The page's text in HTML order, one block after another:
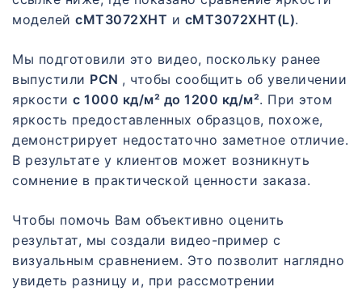
моделей cMT3072XHT и cMT3072XHT(L).
Мы подготовили это видео, поскольку ранее
выпустили PCN , чтобы сообщить об увеличении
яркости с 1000 кд/м² до 1200 кд/м². При этом
яркость предоставленных образцов, похоже,
демонстрирует недостаточно заметное отличие.
В результате у клиентов может возникнуть
сомнение в практической ценности заказа.
Чтобы помочь Вам объективно оценить
результат, мы создали видео-пример с
визуальным сравнением. Это позволит наглядно
увидеть разницу и, при рассмотрении